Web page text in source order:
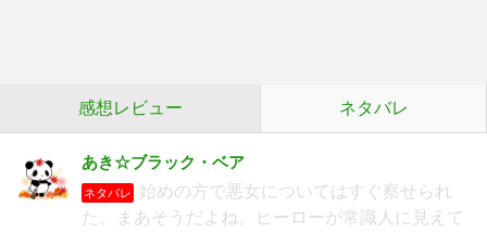
感想レビュー ネタバレ
あき☆ブラック・ベア
ネタバレ
始めの方で悪女についてはすぐ察せられ
た。まあそうだよね。ヒーローが常識人に見えて